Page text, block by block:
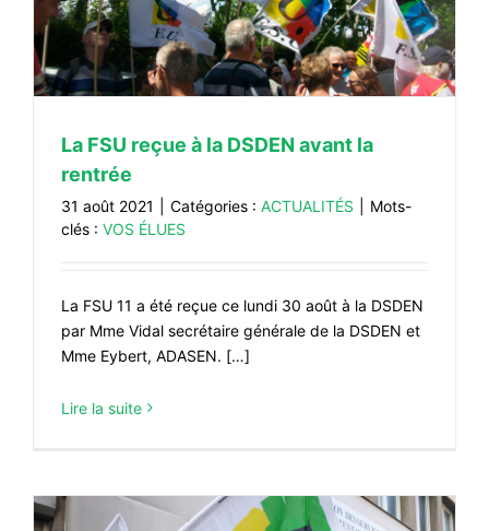
#VOS ÉLUES
#FORMATION
#ÉLECTIONS
#ARCHIVES
La FSU reçue à la DSDEN avant la
rentrée
31 août 2021 Catégories : ACTUALITÉS
Mots-
clés : VOS ÉLUES
La FSU 11 a été reçue ce lundi 30 août à la DSDEN
par Mme Vidal secrétaire générale de la DSDEN et
Mme Eybert, ADASEN. […]
Lire la suite